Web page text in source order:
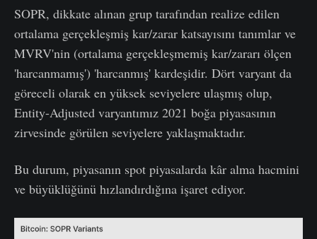
SOPR, dikkate alınan grup tarafından realize edilen
ortalama gerçekleşmiş kar/zarar katsayısını tanımlar ve
MVRV'nin (ortalama gerçekleşmemiş kar/zararı ölçen
'harcanmamış') 'harcanmış' kardeşidir. Dört varyant da
göreceli olarak en yüksek seviyelere ulaşmış olup,
Entity-Adjusted varyantımız 2021 boğa piyasasının
zirvesinde görülen seviyelere yaklaşmaktadır.
Bu durum, piyasanın spot piyasalarda kâr alma hacmini
ve büyüklüğünü hızlandırdığına işaret ediyor.